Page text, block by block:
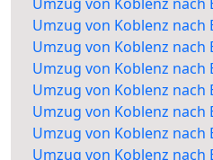
Umzug von Koblenz nach
Umzug von Koblenz nach
Umzug von Koblenz nach
Umzug von Koblenz nach
Umzug von Koblenz nach
Umzug von Koblenz nach
Umzug von Koblenz nach